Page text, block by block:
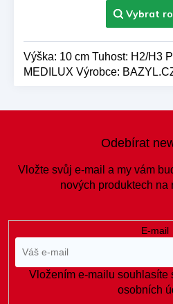
Výška: 10 cm Tuhost: H2/H3
MEDILUX Výrobce:
Odebírat
Vložte svůj e-mail a my vám
nových produktech na
E-mail
Vložením e-mailu souhlasíte
osobních